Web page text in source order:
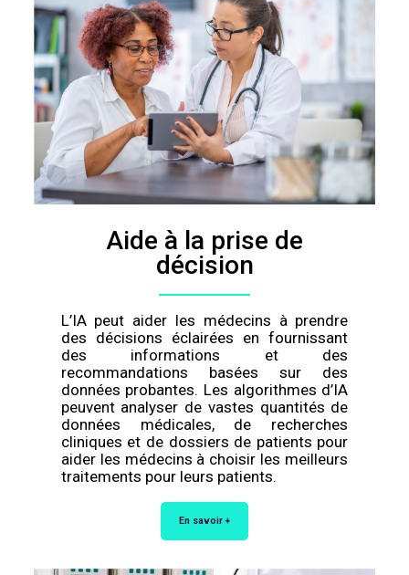
Aide à la prise de
décision
L’IA peut aider les médecins à prendre
des décisions éclairées en fournissant
des informations et des
recommandations basées sur des
données probantes. Les algorithmes d’IA
peuvent analyser de vastes quantités de
données médicales, de recherches
cliniques et de dossiers de patients pour
aider les médecins à choisir les meilleurs
traitements pour leurs patients.
En savoir +